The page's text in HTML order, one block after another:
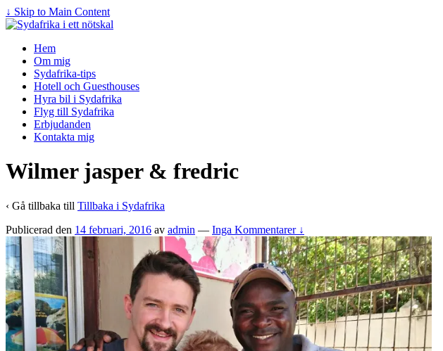
↓ Skip to Main Content
Hem
Om mig
Sydafrika-tips
Hotell och Guesthouses
Hyra bil i Sydafrika
Flyg till Sydafrika
Erbjudanden
Kontakta mig
Wilmer jasper & fredric
‹ Gå tillbaka till Tillbaka i Sydafrika
Publicerad den 14 februari, 2016 av admin — Inga Kommentarer ↓